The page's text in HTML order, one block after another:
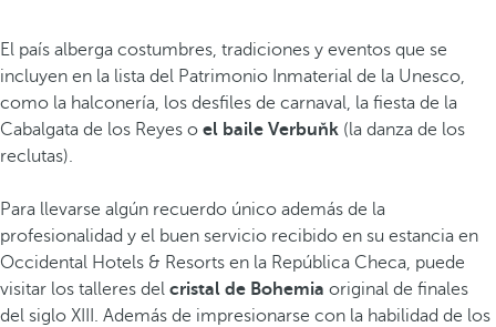
El país alberga costumbres, tradiciones y eventos que se
incluyen en la lista del Patrimonio Inmaterial de la Unesco,
como la halconería, los desfiles de carnaval, la fiesta de la
Cabalgata de los Reyes o el baile Verbuňk (la danza de los
reclutas).
Para llevarse algún recuerdo único además de la
profesionalidad y el buen servicio recibido en su estancia en
Occidental Hotels & Resorts en la República Checa, puede
visitar los talleres del cristal de Bohemia original de finales
del siglo XIII. Además de impresionarse con la habilidad de los